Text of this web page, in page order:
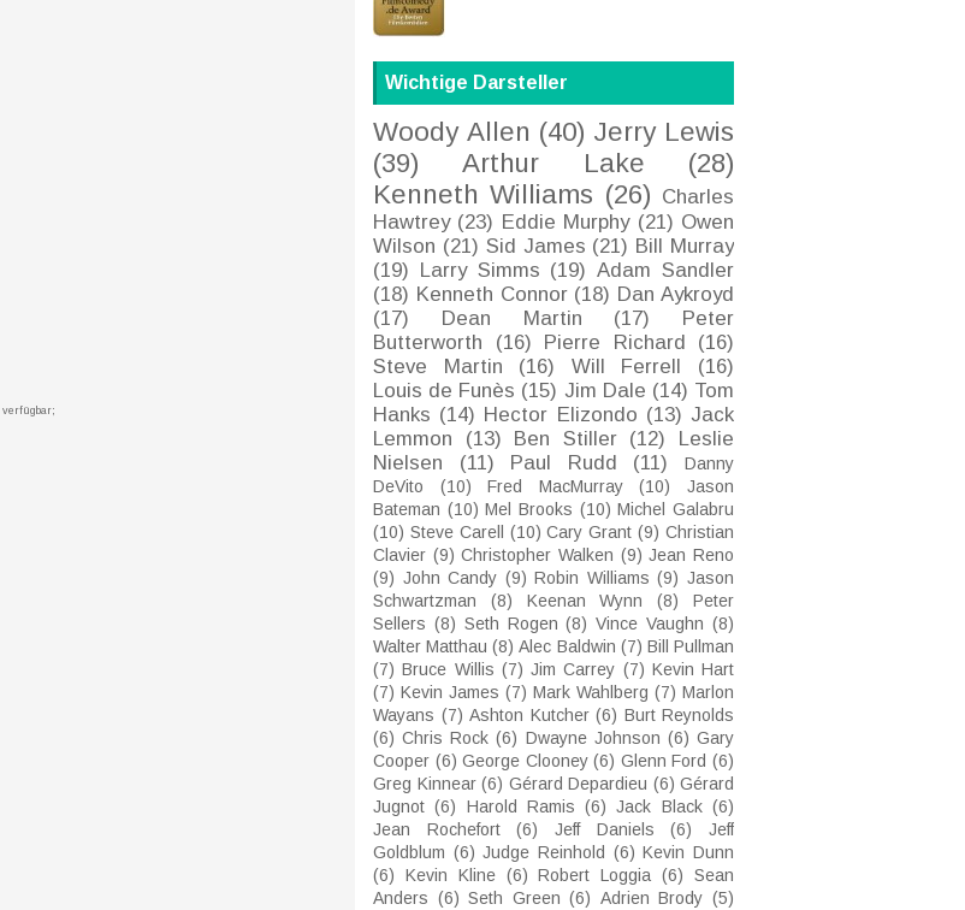
verfügbar;
Wichtige Darsteller
Woody Allen (40) Jerry Lewis
(39)
Arthur Lake
(28)
Kenneth Williams (26) Charles
Hawtrey (23) Eddie Murphy (21) Owen
Wilson (21) Sid James (21) Bill Murray
(19) Larry Simms (19) Adam Sandler
(18) Kenneth Connor (18) Dan Aykroyd
(17)
Dean Martin (17)
Peter
Butterworth
(16) Pierre Richard
(16)
Steve Martin
(16) Will Ferrell
(16)
Louis de Funès (15) Jim Dale (14) Tom
Hanks (14) Hector Elizondo (13) Jack
Lemmon
(13) Ben Stiller (12)
Leslie
Nielsen
(11) Paul Rudd (11)
Danny
DeVito
(10) Fred MacMurray (10)
Jason
Bateman (10) Mel Brooks (10) Michel Galabru
(10) Steve Carell (10) Cary Grant (9) Christian
Clavier (9) Christopher Walken (9) Jean Reno
(9) John Candy (9) Robin Williams (9) Jason
Schwartzman
(8) Keenan Wynn (8)
Peter
Sellers (8) Seth Rogen (8) Vince Vaughn (8)
Walter Matthau (8) Alec Baldwin (7) Bill Pullman
(7) Bruce Willis (7) Jim Carrey (7) Kevin Hart
(7) Kevin James (7) Mark Wahlberg (7) Marlon
Wayans (7) Ashton Kutcher (6) Burt Reynolds
(6) Chris Rock (6) Dwayne Johnson (6) Gary
Cooper (6) George Clooney (6) Glenn Ford (6)
Greg Kinnear (6) Gérard Depardieu (6) Gérard
Jugnot (6) Harold Ramis (6) Jack Black (6)
Jean Rochefort
(6) Jeff Daniels (6)
Jeff
Goldblum (6) Judge Reinhold (6) Kevin Dunn
(6)
Kevin Kline (6) Robert Loggia (6)
Sean
Anders (6) Seth Green (6) Adrien Brody (5)